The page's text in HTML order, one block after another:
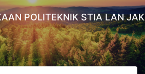
POLITEKNIK STIA LAN